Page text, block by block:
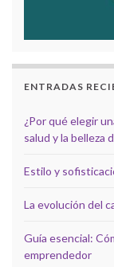
ENTRADAS
¿Por qué elegir
salud y la belleza
Estilo y
La evolución del
Guía esencial:
emprendedor